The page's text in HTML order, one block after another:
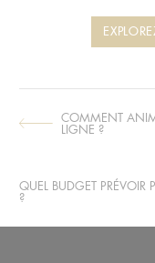
ARTICLE
COMMENT
LIGNE ?
ARTICLE
QUEL BUDGET PRÉVOIR
?